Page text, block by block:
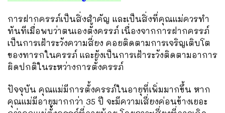
การฝากครรภ์เป็นสิ่งสำคัญ และเป็นสิ่งที่คุณแม่ควรทำ
ทันทีเมื่อพบว่าตนเองตั้งครรภ์ เนื่องจากการฝากครรภ์
เป็นการเฝ้าระวังความสี่ยง คอยติดตามการเจริญเติบโต
ของทารกในครรภ์ และยังเป็นการเฝ้าระวังติดตามอาการ
ผิดปกติในระหว่างการตั้งครรภ์
ปัจจุบัน คุณแม่มีการตั้งครรภ์ในอายุที่เพิ่มมากขึ้น หาก
คุณแม่มีอายุมากกว่า 35 ปี จะมีความเสี่ยงค่อนข้างเยอะ